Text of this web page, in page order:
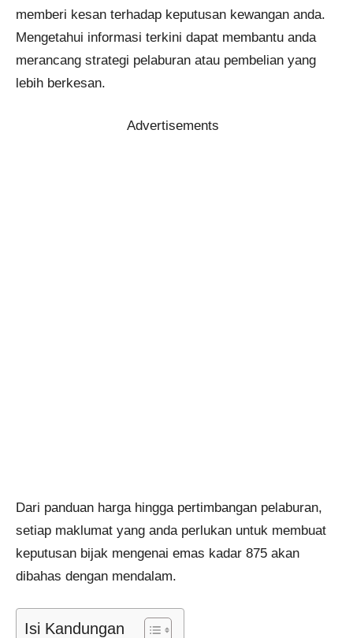
memberi kesan terhadap keputusan kewangan anda.
Mengetahui informasi terkini dapat membantu anda
merancang strategi pelaburan atau pembelian yang
lebih berkesan.
Advertisements
Dari panduan harga hingga pertimbangan pelaburan,
setiap maklumat yang anda perlukan untuk membuat
keputusan bijak mengenai emas kadar 875 akan
dibahas dengan mendalam.
Isi Kandungan